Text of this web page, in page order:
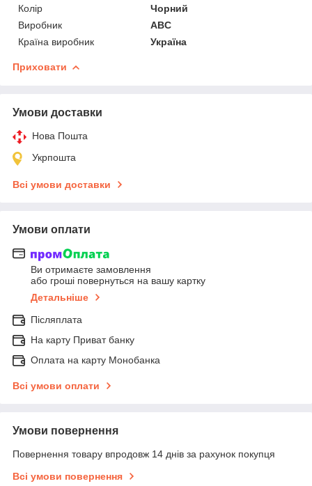
Колір
Чорний
Виробник
ABC
Країна виробник
Україна
Приховати
Умови доставки
Нова Пошта
Укрпошта
Всі умови доставки
Умови оплати
Ви отримаєте замовлення
або гроші повернуться на вашу картку
Детальніше
Післяплата
На карту Приват банку
Оплата на карту Монобанка
Всі умови оплати
Умови повернення
Повернення товару впродовж 14 днів за рахунок покупця
Всі умови повернення